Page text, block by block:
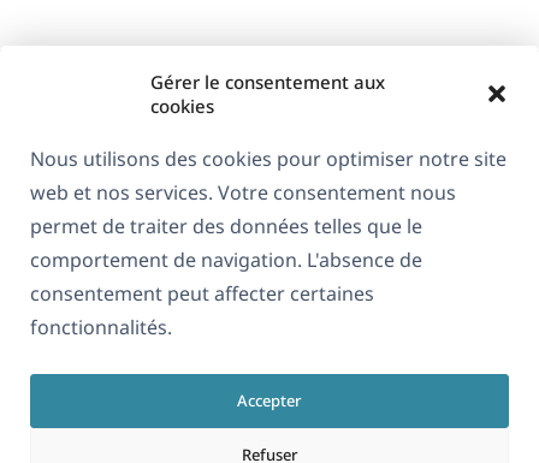
Gérer le consentement aux
cookies
Nous utilisons des cookies pour optimiser notre site
web et nos services. Votre consentement nous
permet de traiter des données telles que le
comportement de navigation. L'absence de
consentement peut affecter certaines
fonctionnalités.
Accepter
Refuser
Français
À propos de WPML
RGPD & Politique de confidentialité
Rejoignez notre équipe
fenêtre)
dans
une
nouvelle
dans
une
nouvelle
dans
nouvelle